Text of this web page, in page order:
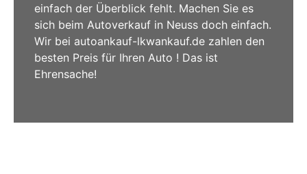
einfach der Überblick fehlt. Machen Sie es
sich beim Autoverkauf in Neuss doch einfach.
Wir bei autoankauf-lkwankauf.de zahlen den
besten Preis für Ihren Auto ! Das ist
Ehrensache!